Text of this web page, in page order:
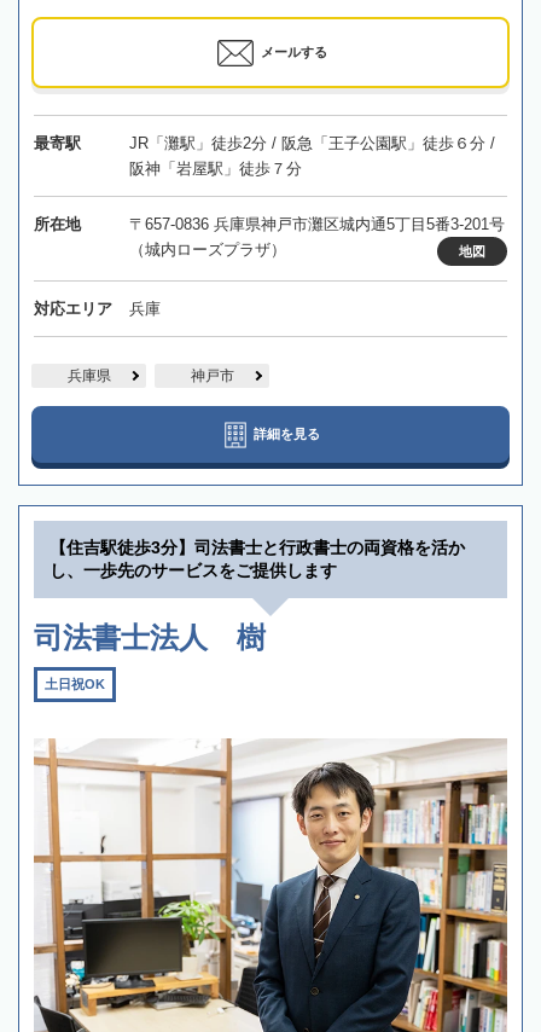
メールする
最寄駅
JR「灘駅」徒歩2分 / 阪急「王子公園駅」徒歩６分 /
阪神「岩屋駅」徒歩７分
所在地
〒657-0836 兵庫県神戸市灘区城内通5丁目5番3-201号
（城内ローズプラザ）
地図
対応エリア 兵庫
兵庫県 神戸市
詳細を見る
【住吉駅徒歩3分】司法書士と行政書士の両資格を活か
し、一歩先のサービスをご提供します
司法書士法人 樹
土日祝OK